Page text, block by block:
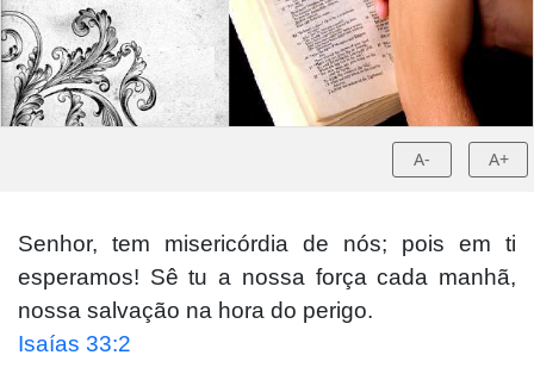
A- A+
Senhor, tem misericórdia de nós; pois em ti
esperamos! Sê tu a nossa força cada manhã,
nossa salvação na hora do perigo.
Isaías 33:2